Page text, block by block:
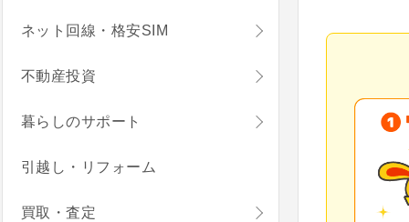
ネット回線・格安SIM
不動産投資
暮らしのサポート
引越し・リフォーム
買取・査定